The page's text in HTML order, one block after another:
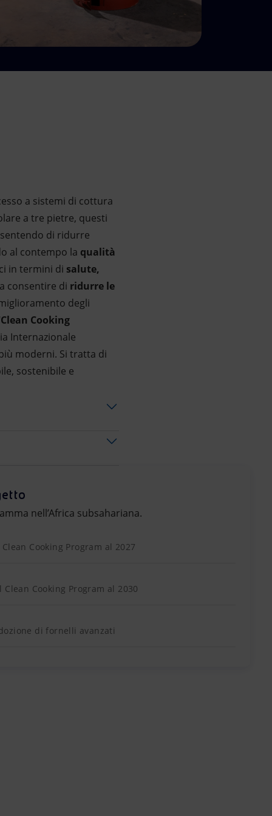
a sistemi di cottura
a tre pietre, questi
di ridurre
al contempo la qualità
in termini di salute,
consentire di ridurre le
degli
Clean Cooking
Internazionale
moderni. Si tratta di
sostenibile e
nell’Africa subsahariana.
Cooking Program al 2027
Cooking Program al 2030
di fornelli avanzati